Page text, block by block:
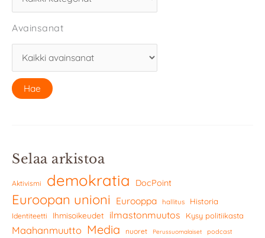
Avainsanat
Selaa arkistoa
Aktivismi demokratia DocPoint
Euroopan unioni Eurooppa hallitus Historia
Identiteetti Ihmisoikeudet ilmastonmuutos Kysy politiikasta
Maahanmuutto Media nuoret Perussuomalaiset podcast